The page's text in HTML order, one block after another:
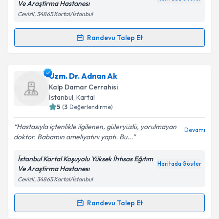
Kişisel verilerimin işlenmesine ilişkin
Metni'ni okudum ve kişisel verilerimin belirtilen
Takvim Talebini Gönder
Ve Araştirma Hastanesı
Cevizli, 34865 Kartal/İstanbul
Randevu Talep Et
Randevu Takvimi Talebi
Prof. Dr. Sabit Sarıkayaiçin randevu takvimi talebi
oluşturun. Size bu uzmandan randevu almanız için bir
takvim hazırlandığında e-posta ile bilgilendireceğiz.
Kişisel verilerimin işlenmesine ilişkin Aydınlatma
Metni'ni okudum ve kişisel verilerimin belirtilen
kapsamda işlenmesini kabul ediyorum.
Takvim Talebini Gönder
Uzm. Dr. Adnan Ak
Kalp Damar Cerrahisi
İstanbul, Kartal
5 (3 Değerlendirme)
Hastasıyla içtenlikle ilgilenen, güleryüzlü, yorulmayan
doktor. Babamın ameliyatını yaptı. Bu...
Devamı
İstanbul Kartal Koşuyolu Yüksek İhtısas Eğıtım
Ve Araştirma Hastanesı
Haritada Göster
Cevizli, 34865 Kartal/İstanbul
Randevu Talep Et
Randevu Takvimi Talebi